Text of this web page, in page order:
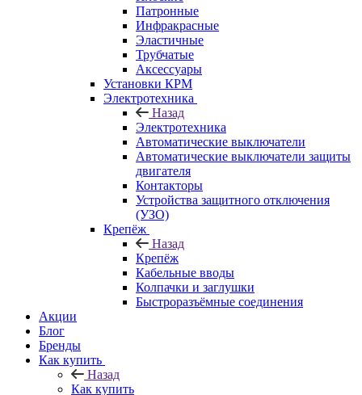
Патронные
Инфракрасные
Эластичные
Трубчатые
Аксессуары
Установки КРМ
Электротехника
Назад
Электротехника
Автоматические выключатели
Автоматические выключатели защиты
двигателя
Контакторы
Устройства защитного отключения
(УЗО)
Крепёж
Назад
Крепёж
Кабельные вводы
Колпачки и заглушки
Быстроразъёмные соединения
Акции
Блог
Бренды
Как купить
Назад
Как купить